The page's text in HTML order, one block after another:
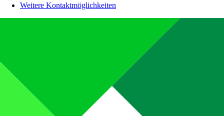
Weitere Kontaktmöglichkeiten